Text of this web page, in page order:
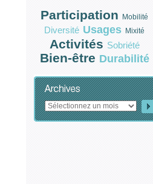
Participation Mobilité
Diversité Usages Mixité
Activités Sobriété
Bien-être Durabilité